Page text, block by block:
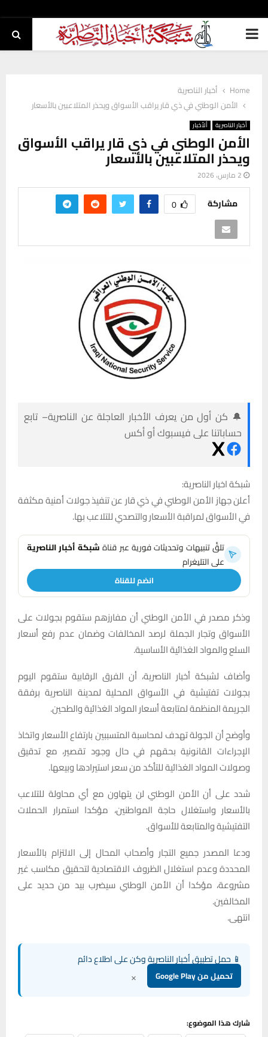
PRIMARY
Home
أخبار الناصرية
الأمن الوطني في ذي قار يراقب الأسواق ويحذر المتلاعبين بالأسعار
أخبار الناصرية ألأخبار
الأمن الوطني في ذي قار يراقب الأسواق
ويحذر المتلاعبين بالأسعار
2 مارس، 2026
مشاركة 0
🔔 كن أول من يعرف الأخبار العاجلة عن الناصرية– تابع
حساباتنا على فيسبوك أو أكس
شبكة اخبار الناصرية:
أعلن جهاز الأمن الوطني في ذي قار عن تنفيذ جولات أمنية مكثفة
في الأسواق لمراقبة الأسعار والتصدي للتلاعب بها.
تلقَّ تنبيهات وتحديثات فورية عبر قناةشبكة أخبار الناصرية
على التليغرام
انضم للقناة
وذكر مصدر في الأمن الوطني أن مفارزهم ستقوم بجولات على
الأسواق وتجار الجملة لرصد المخالفات وضمان عدم رفع أسعار
السلع والمواد الغذائية الأساسية.
وأضاف لشبكة أخبار الناصرية، أن الفرق الرقابية ستقوم اليوم
بجولات تفتيشية في الأسواق المحلية لمدينة الناصرية برفقة
الجريمة المنظمة لمتابعة أسعار المواد الغذائية والطحين.
وأوضح أن الجولة تهدف لمحاسبة المتسببين بارتفاع الأسعار واتخاذ
الإجراءات القانونية بحقهم في حال وجود تقصير، مع تدقيق
وصولات المواد الغذائية للتأكد من سعر استيرادها وبيعها.
شدد على أن الأمن الوطني لن يتهاون مع أي محاولة للتلاعب
بالأسعار واستغلال حاجة المواطنين، مؤكدا استمرار الحملات
التفتيشية والمتابعة للأسواق.
ودعا المصدر جميع التجار وأصحاب المحال إلى الالتزام بالأسعار
المحددة وعدم استغلال الظروف الاقتصادية لتحقيق مكاسب غير
مشروعة، مؤكدا أن الأمن الوطني سيضرب بيد من حديد على
المخالفين.
انتهى.
📱 حمل تطبيق أخبار الناصرية وكن على اطلاع دائم
تحميل من Google Play ×
شارك هذا الموضوع: